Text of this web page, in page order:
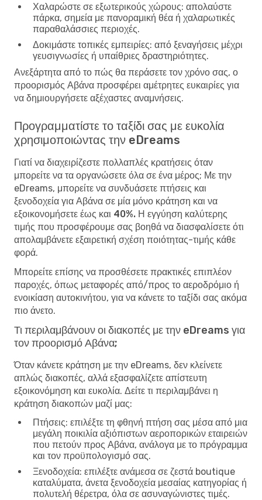
Χαλαρώστε σε εξωτερικούς χώρους: απολαύστε
πάρκα, σημεία με πανοραμική θέα ή χαλαρωτικές
παραθαλάσσιες περιοχές.
Δοκιμάστε τοπικές εμπειρίες: από ξεναγήσεις μέχρι
γευσιγνωσίες ή υπαίθριες δραστηριότητες.
Ανεξάρτητα από το πώς θα περάσετε τον χρόνο σας, ο
προορισμός Αβάνα προσφέρει αμέτρητες ευκαιρίες για
να δημιουργήσετε αξέχαστες αναμνήσεις.
Προγραμματίστε το ταξίδι σας με ευκολία
χρησιμοποιώντας την eDreams
Γιατί να διαχειρίζεστε πολλαπλές κρατήσεις όταν
μπορείτε να τα οργανώσετε όλα σε ένα μέρος; Με την
eDreams, μπορείτε να συνδυάσετε πτήσεις και
ξενοδοχεία για Αβάνα σε μία μόνο κράτηση και να
εξοικονομήσετε έως και 40%. Η εγγύηση καλύτερης
τιμής που προσφέρουμε σας βοηθά να διασφαλίσετε ότι
απολαμβάνετε εξαιρετική σχέση ποιότητας-τιμής κάθε
φορά.
Μπορείτε επίσης να προσθέσετε πρακτικές επιπλέον
παροχές, όπως μεταφορές από/προς το αεροδρόμιο ή
ενοικίαση αυτοκινήτου, για να κάνετε το ταξίδι σας ακόμα
πιο άνετο.
Τι περιλαμβάνουν οι διακοπές με την eDreams για
τον προορισμό Αβάνα;
Όταν κάνετε κράτηση με την eDreams, δεν κλείνετε
απλώς διακοπές, αλλά εξασφαλίζετε απίστευτη
εξοικονόμηση και ευκολία. Δείτε τι περιλαμβάνει η
κράτηση διακοπών μαζί μας:
Πτήσεις: επιλέξτε τη φθηνή πτήση σας μέσα από μια
μεγάλη ποικιλία αξιόπιστων αεροπορικών εταιρειών
που πετούν προς Αβάνα, ανάλογα με το πρόγραμμα
και τον προϋπολογισμό σας.
Ξενοδοχεία: επιλέξτε ανάμεσα σε ζεστά boutique
καταλύματα, άνετα ξενοδοχεία μεσαίας κατηγορίας ή
πολυτελή θέρετρα, όλα σε ασυναγώνιστες τιμές.